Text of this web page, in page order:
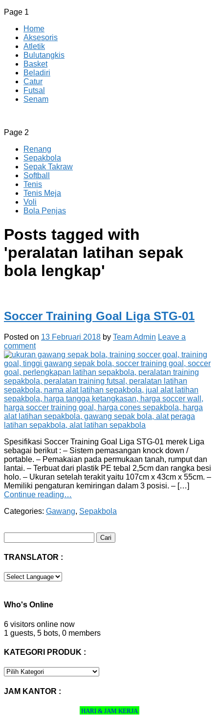
Page 1
Home
Aksesoris
Atletik
Bulutangkis
Basket
Beladiri
Catur
Futsal
Senam
CV JAYA BERSAMA Co Id
Menyediakan Semua Perlengkapan Olahraga Yang
Page 2
Renang
Sepakbola
Sepak Takraw
Softball
Tenis
Tenis Meja
Voli
Bola Penjas
Posts tagged with
'peralatan latihan sepak
bola lengkap'
Soccer Training Goal Liga STG-01
Posted on 13 Februari 2018 by Team Admin Leave a
comment
Spesifikasi Soccer Training Goal Liga STG-01 merek Liga
sebagai berikut : – Sistem pemasangan knock down /
portable. – Pemakaian pada permukaan tanah, rumput dan
lantai. – Terbuat dari plastik PE tebal 2,5cm dan rangka besi
holo. – Ukuran setelah terakit yaitu 107cm x 43cm x 55cm. –
Memiliki pengaturan kemiringan dalam 3 posisi. – […]
Continue reading…
Categories: Gawang, Sepakbola
untuk:
TRANSLATOR :
Who's Online
6 visitors online now
1 guests, 5 bots, 0 members
KATEGORI PRODUK :
KATEGORI
JAM KANTOR :
HARI & JAM KERJA